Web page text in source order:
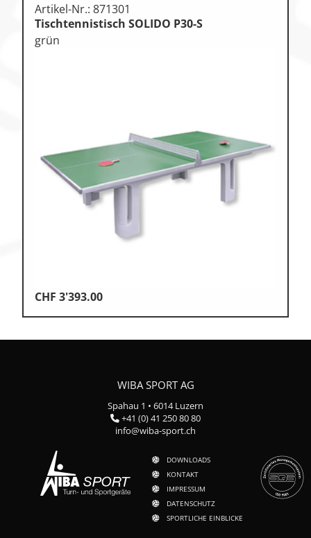
Artikel-Nr.: 871301
Tischtennistisch SOLIDO P30-S
grün
CHF 3'393.00
WIBA SPORT AG
Spahau 1 • 6014 Luzern
+41 (0) 41 250 80 80
info@wiba-sport.ch
DOWNLOADS
KONTAKT
IMPRESSUM
DATENSCHUTZ
SPORTLICHE EINBLICKE